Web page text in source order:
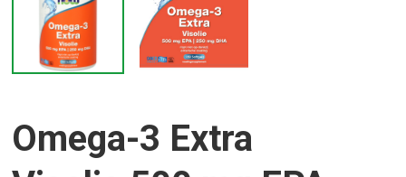
Omega-3 Extra